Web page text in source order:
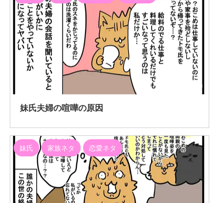
2020/1/9
妹氏夫婦の喧嘩の原因
妹氏 家族ネタ 恋愛ネタ